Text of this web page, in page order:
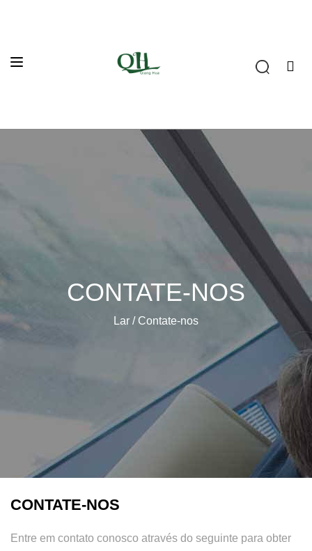
CONTATE-NOS
Lar / Contate-nos
CONTATE-NOS
Entre em contato conosco através do seguinte para obter